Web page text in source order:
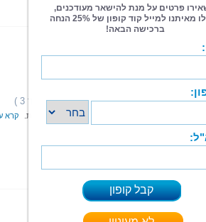
דירוג:
(3 מדרגים,ניקוד 3 )
נַרְנָבִים מִתְגוֹרְרִים סָמוּךְ לְיַעֲרוֹת-עַד בְּתוֹךְ מְחִילוֹת. קרא
קיים בפורמטים: mp3|ePub|PDF